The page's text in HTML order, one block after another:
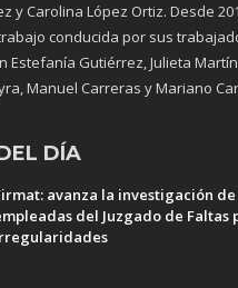
y Carolina López Ortiz. Desde
conducida por sus
Estefanía Gutiérrez, Julieta
Manuel Carreras y Mariano
DÍA
avanza la investigación
del Juzgado de Faltas